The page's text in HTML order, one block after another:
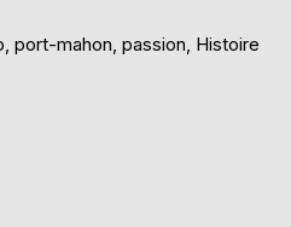
port-mahon, passion, Histoire